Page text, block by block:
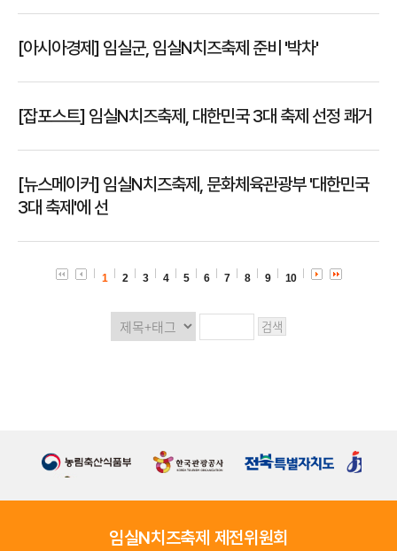
[아시아경제] 임실군, 임실N치즈축제 준비 '박차'
[잡포스트] 임실N치즈축제, 대한민국 3대 축제 선정 쾌거
[뉴스메이커] 임실N치즈축제, 문화체육관광부 '대한민국
3대 축제'에 선
1 2 3 4 5 6 7 8 9 10
임실N치즈축제 제전위원회